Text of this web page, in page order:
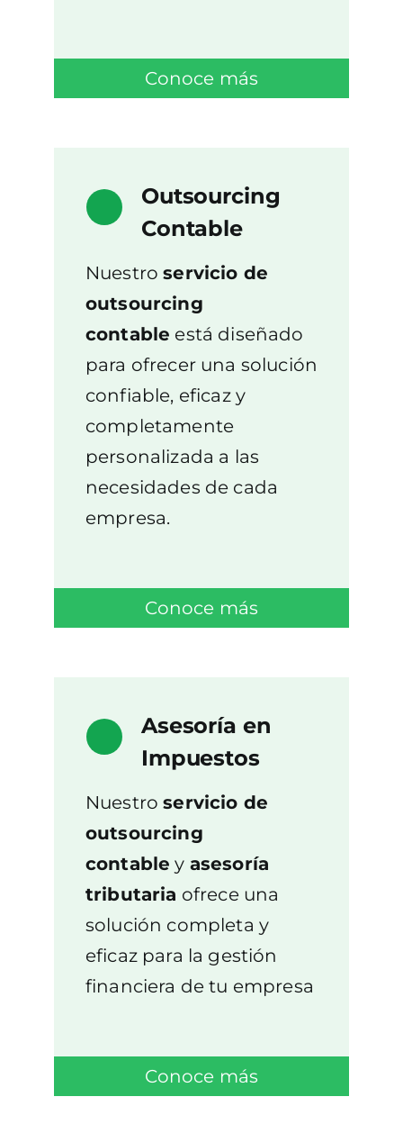
Conoce más
Outsourcing
Contable
Nuestroservicio de
outsourcing
contable está diseñado
para ofrecer una solución
confiable, eficaz y
completamente
personalizada a las
necesidades de cada
empresa.
Conoce más
Asesoría en
Impuestos
Nuestroservicio de
outsourcing
contable y asesoría
tributaria ofrece una
solución completa y
eficaz para la gestión
financiera de tu empresa
Conoce más